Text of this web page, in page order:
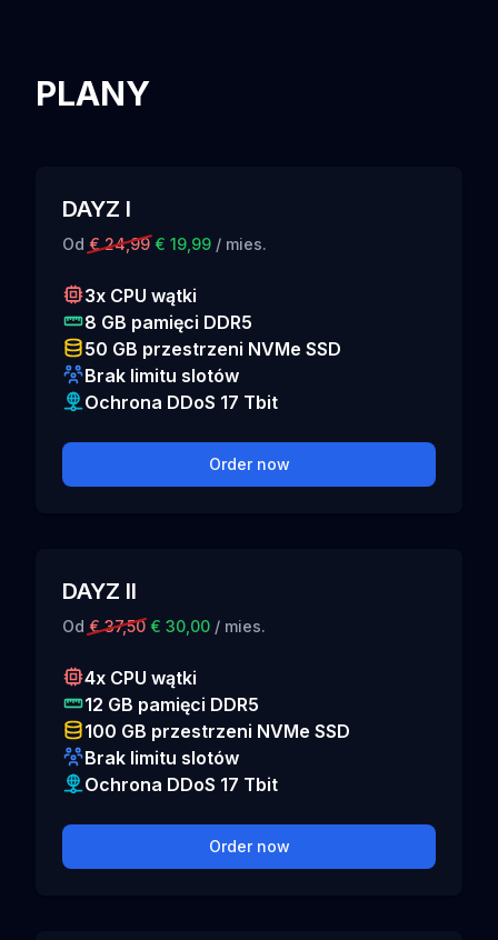
PLANY
DAYZ I
Od € 24,99 € 19,99 / mies.
3x CPU wątki
8 GB pamięci DDR5
50 GB przestrzeni NVMe SSD
Brak limitu slotów
Ochrona DDoS 17 Tbit
Order now
DAYZ II
Od € 37,50 € 30,00 / mies.
4x CPU wątki
12 GB pamięci DDR5
100 GB przestrzeni NVMe SSD
Brak limitu slotów
Ochrona DDoS 17 Tbit
Order now